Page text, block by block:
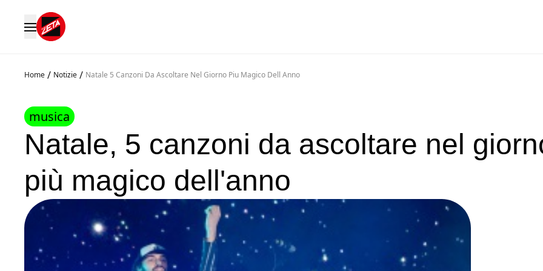
Home / Notizie / Natale 5 Canzoni Da Ascoltare Nel Giorno Piu Magico Dell Anno
musica
Natale, 5 canzoni da ascoltare nel
più magico dell'anno